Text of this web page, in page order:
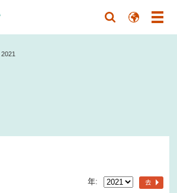
2021
年: 去